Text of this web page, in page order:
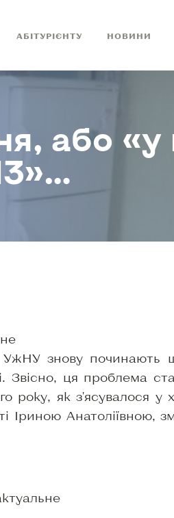
АБІТУРІЄНТУ НОВИНИ
або
УжНУ знову починають
Звісно, ця проблема
року, як з'ясувалося у
Іриною Анатоліївною,